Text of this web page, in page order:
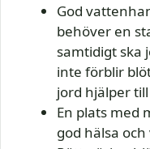
God
behöver en
samtidigt ska
inte förblir
jord hjälper
En plats med
god hälsa